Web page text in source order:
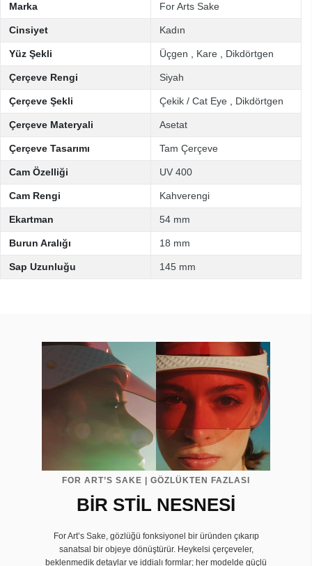
Marka For Arts Sake
Cinsiyet Kadın
Yüz Şekli Üçgen Kare Dikdörtgen
Çerçeve Rengi Siyah
Çerçeve Şekli Çekik / Cat Eye Dikdörtgen
Çerçeve Materyali Asetat
Çerçeve Tasarımı Tam Çerçeve
Cam Özelliği UV 400
Cam Rengi Kahverengi
Ekartman 54 mm
Burun Aralığı 18 mm
Sap Uzunluğu 145 mm
FOR ART’S SAKE | GÖZLÜKTEN FAZLASI
BİR STİL NESNESİ
For Art’s Sake, gözlüğü fonksiyonel bir üründen çıkarıp
sanatsal bir objeye dönüştürür. Heykelsi çerçeveler,
beklenmedik detaylar ve iddialı formlar; her modelde güçlü